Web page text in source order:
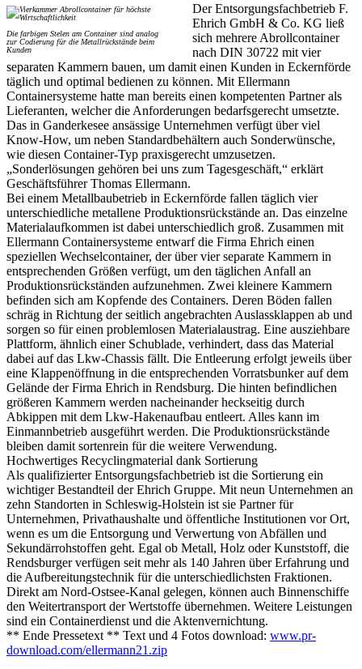
Die farbigen Stelen am Container sind analog
zur Codierung für die Metallrückstände beim
Kunden
Der Entsorgungsfachbetrieb F.
Ehrich GmbH & Co. KG ließ
sich mehrere Abrollcontainer
nach DIN 30722 mit vier
separaten Kammern bauen, um damit einen Kunden in Eckernförde
täglich und optimal bedienen zu können. Mit Ellermann
Containersysteme hatte man bereits einen kompetenten Partner als
Lieferanten, welcher die Anforderungen bedarfsgerecht umsetzte.
Das in Ganderkesee ansässige Unternehmen verfügt über viel
Know-How, um neben Standardbehältern auch Sonderwünsche,
wie diesen Container-Typ praxisgerecht umzusetzen.
„Sonderlösungen gehören bei uns zum Tagesgeschäft,“ erklärt
Geschäftsführer Thomas Ellermann.
Bei einem Metallbaubetrieb in Eckernförde fallen täglich vier
unterschiedliche metallene Produktionsrückstände an. Das einzelne
Materialaufkommen ist dabei unterschiedlich groß. Zusammen mit
Ellermann Containersysteme entwarf die Firma Ehrich einen
speziellen Wechselcontainer, der über vier separate Kammern in
entsprechenden Größen verfügt, um den täglichen Anfall an
Produktionsrückständen aufzunehmen. Zwei kleinere Kammern
befinden sich am Kopfende des Containers. Deren Böden fallen
schräg in Richtung der seitlich angebrachten Auslassklappen ab und
sorgen so für einen problemlosen Materialaustrag. Eine ausziehbare
Plattform, ähnlich einer Schublade, verhindert, dass das Material
dabei auf das Lkw-Chassis fällt. Die Entleerung erfolgt jeweils über
eine Klappenöffnung in die entsprechenden Vorratsbunker auf dem
Gelände der Firma Ehrich in Rendsburg. Die hinten befindlichen
größeren Kammern werden nacheinander heckseitig durch
Abkippen mit dem Lkw-Hakenaufbau entleert. Alles kann im
Einmannbetrieb ausgeführt werden. Die Produktionsrückstände
bleiben damit sortenrein für die weitere Verwendung.
Hochwertiges Recyclingmaterial dank Sortierung
Als qualifizierter Entsorgungsfachbetrieb ist die Sortierung ein
wichtiger Bestandteil der Ehrich Gruppe. Mit neun Unternehmen an
zehn Standorten in Schleswig-Holstein ist sie Partner für
Unternehmen, Privathaushalte und öffentliche Institutionen vor Ort,
wenn es um die Entsorgung und Verwertung von Abfällen und
Sekundärrohstoffen geht. Egal ob Metall, Holz oder Kunststoff, die
Rendsburger verfügen seit mehr als 140 Jahren über Erfahrung und
die Aufbereitungstechnik für die unterschiedlichsten Fraktionen.
Direkt am Nord-Ostsee-Kanal gelegen, können auch Binnenschiffe
den Weitertransport der Wertstoffe übernehmen. Weitere Leistungen
sind ein Containerdienst und die Aktenvernichtung.
** Ende Pressetext ** Text und 4 Fotos download: www.pr-
download.com/ellermann21.zip